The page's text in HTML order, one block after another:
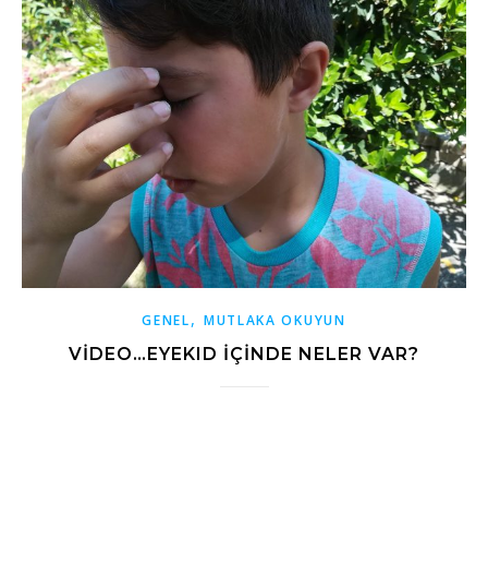
GENEL, MUTLAKA OKUYUN
VİDEO…EYEKID IÇINDE NELER VAR?